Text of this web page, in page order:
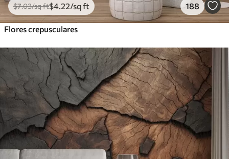
$7.03/sq ft$4 .22/sq ft 188
Flores crepusculares